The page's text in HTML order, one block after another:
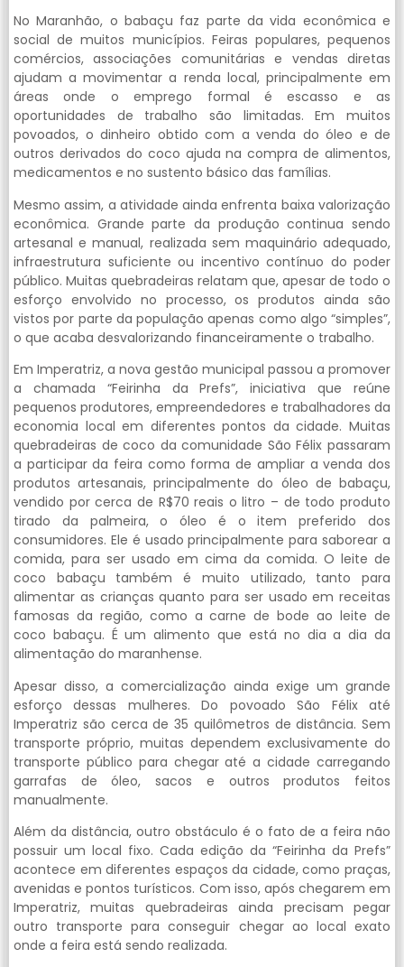
No Maranhão, o babaçu faz parte da vida econômica e
social de muitos municípios. Feiras populares, pequenos
comércios, associações comunitárias e vendas diretas
ajudam a movimentar a renda local, principalmente em
áreas onde o emprego formal é escasso e as
oportunidades de trabalho são limitadas. Em muitos
povoados, o dinheiro obtido com a venda do óleo e de
outros derivados do coco ajuda na compra de alimentos,
medicamentos e no sustento básico das famílias.
Mesmo assim, a atividade ainda enfrenta baixa valorização
econômica. Grande parte da produção continua sendo
artesanal e manual, realizada sem maquinário adequado,
infraestrutura suficiente ou incentivo contínuo do poder
público. Muitas quebradeiras relatam que, apesar de todo o
esforço envolvido no processo, os produtos ainda são
vistos por parte da população apenas como algo “simples”,
o que acaba desvalorizando financeiramente o trabalho.
Em Imperatriz, a nova gestão municipal passou a promover
a chamada “Feirinha da Prefs”, iniciativa que reúne
pequenos produtores, empreendedores e trabalhadores da
economia local em diferentes pontos da cidade. Muitas
quebradeiras de coco da comunidade São Félix passaram
a participar da feira como forma de ampliar a venda dos
produtos artesanais, principalmente do óleo de babaçu,
vendido por cerca de R$70 reais o litro – de todo produto
tirado da palmeira, o óleo é o item preferido dos
consumidores. Ele é usado principalmente para saborear a
comida, para ser usado em cima da comida. O leite de
coco babaçu também é muito utilizado, tanto para
alimentar as crianças quanto para ser usado em receitas
famosas da região, como a carne de bode ao leite de
coco babaçu. É um alimento que está no dia a dia da
alimentação do maranhense.
Apesar disso, a comercialização ainda exige um grande
esforço dessas mulheres. Do povoado São Félix até
Imperatriz são cerca de 35 quilômetros de distância. Sem
transporte próprio, muitas dependem exclusivamente do
transporte público para chegar até a cidade carregando
garrafas de óleo, sacos e outros produtos feitos
manualmente.
Além da distância, outro obstáculo é o fato de a feira não
possuir um local fixo. Cada edição da “Feirinha da Prefs”
acontece em diferentes espaços da cidade, como praças,
avenidas e pontos turísticos. Com isso, após chegarem em
Imperatriz, muitas quebradeiras ainda precisam pegar
outro transporte para conseguir chegar ao local exato
onde a feira está sendo realizada.